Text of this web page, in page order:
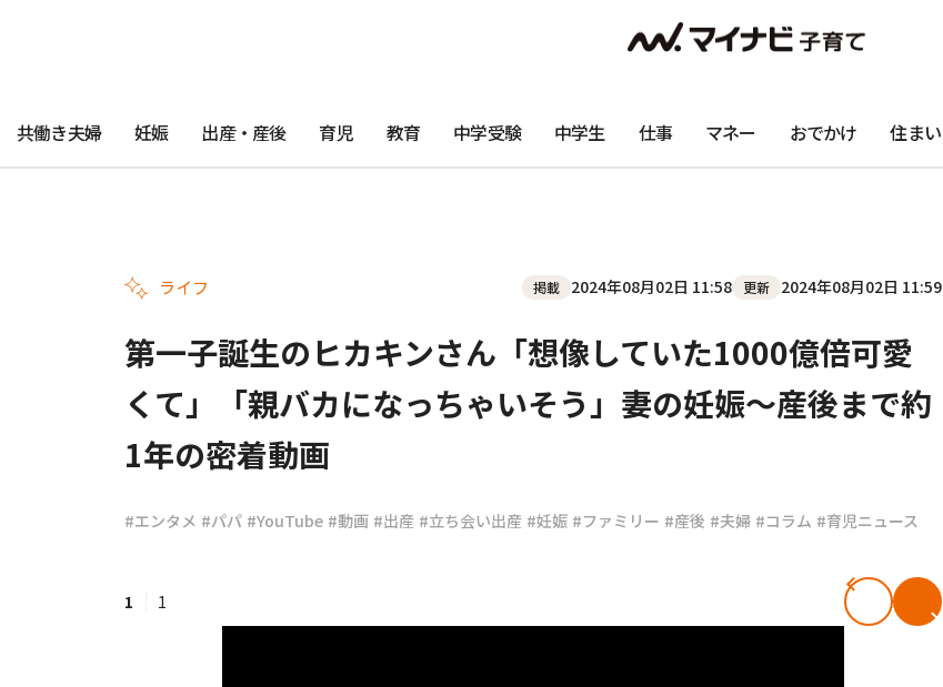
共働き夫婦 妊娠 出産・産後 育児 教育 中学受験 中学生 仕事 マネー おでかけ 住まい
ライフ 掲載 2024年08月02日 11:58 更新 2024年08月02日 11:59
第一子誕生のヒカキンさん「想像していた1000億倍可愛
くて」「親バカになっちゃいそう」妻の妊娠～産後まで約
1年の密着動画
#エンタメ #パパ #YouTube #動画 #出産 #立ち会い出産 #妊娠 #ファミリー #産後 #夫婦 #コラム #育児ニュース
1 1